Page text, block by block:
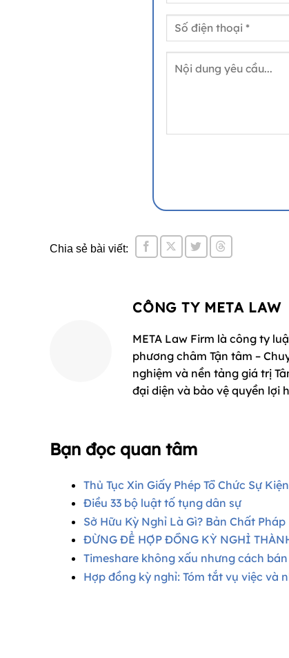
Chia sẻ bài viết:
CÔNG TY META LAW
META Law Firm là công ty
phương châm Tận tâm –
nghiệm và nền tảng giá trị
đại diện và bảo vệ quyền lợi
Bạn đọc quan tâm
Thủ Tục Xin Giấy Phép Tổ Chức Sự
Điều 33 bộ luật tố tụng dân sự​
Sở Hữu Kỳ Nghỉ Là Gì? Bản Chất
ĐỪNG ĐỂ HỢP ĐỒNG KỲ NGHỈ
Timeshare không xấu nhưng cách
Hợp đồng kỳ nghỉ: Tóm tắt vụ việc và